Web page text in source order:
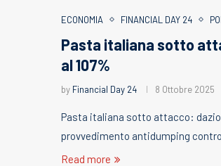
ECONOMIA FINANCIAL DAY 24
Pasta italiana sotto
al 107%
by Financial Day 24 8 Ottobre 2025
Pasta italiana sotto attacco: dazio
provvedimento antidumping
Read more